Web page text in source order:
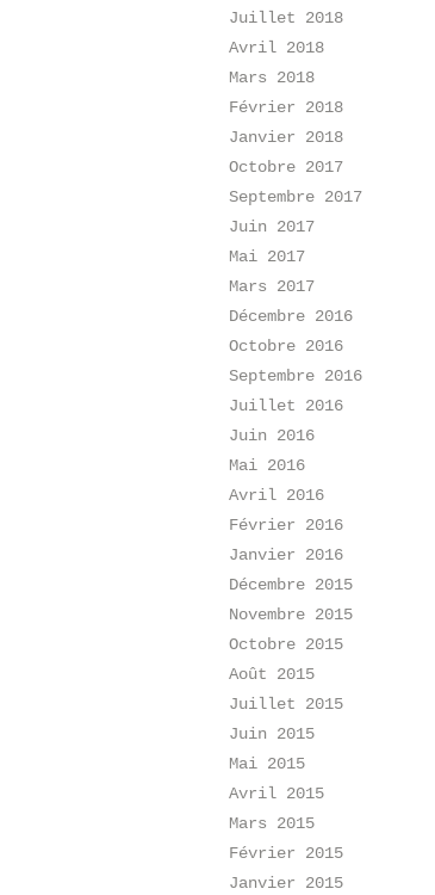
Juillet 2018
Avril 2018
Mars 2018
Février 2018
Janvier 2018
Octobre 2017
Septembre 2017
Juin 2017
Mai 2017
Mars 2017
Décembre 2016
Octobre 2016
Septembre 2016
Juillet 2016
Juin 2016
Mai 2016
Avril 2016
Février 2016
Janvier 2016
Décembre 2015
Novembre 2015
Octobre 2015
Août 2015
Juillet 2015
Juin 2015
Mai 2015
Avril 2015
Mars 2015
Février 2015
Janvier 2015